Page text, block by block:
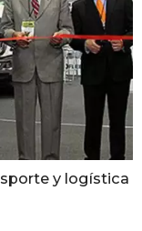
y logística